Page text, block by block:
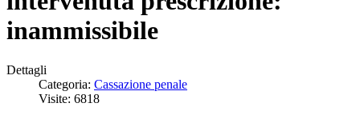
inammissibile
Dettagli
Categoria: Cassazione penale
Visite: 6818